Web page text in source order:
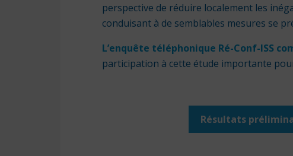
perspective de réduire localement les
conduisant à de semblables mesures se
L’enquête téléphonique Ré-Conf-ISS
participation à cette étude importante
Résultats